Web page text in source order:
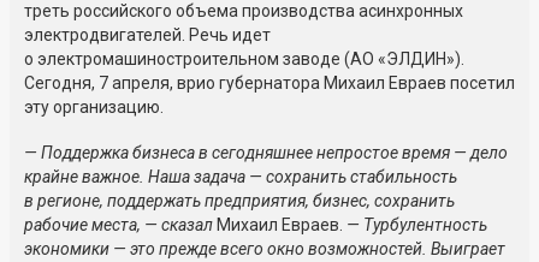
треть российского объема производства асинхронных
электродвигателей. Речь идет
о электромашиностроительном заводе (АО «ЭЛДИН»).
Сегодня, 7 апреля, врио губернатора Михаил Евраев посетил
эту организацию.
— Поддержка бизнеса в сегодняшнее непростое время — дело
крайне важное. Наша задача — сохранить стабильность
в регионе, поддержать предприятия, бизнес, сохранить
рабочие места, — сказал Михаил Евраев. — Турбулентность
экономики — это прежде всего окно возможностей. Выиграет